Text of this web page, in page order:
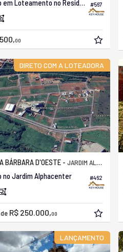
#567
Terreno em Loteamento no Residencial Cachoeira
00
DIRETO COM A LOTEADORA
#462
BÁRBARA D'OESTE - JARDIM ALPHACENTER
no Jardim Alphacenter
R$ 250.000,00
LANÇAMENTO